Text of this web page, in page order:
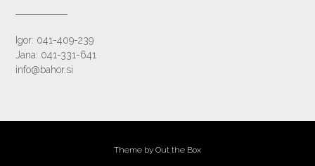
Igor: 041-409-239
Jana: 041-331-641
info@bahor.si
Theme by Out the Box